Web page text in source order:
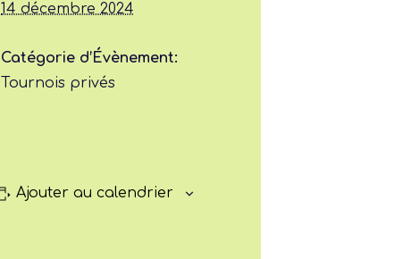
Former
14 décembre 2024
Catégorie d’Évènement:
Tournois privés
Ajouter au calendrier